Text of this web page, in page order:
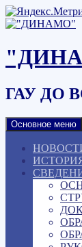
Наверх
ГАУ ДО
Основное меню